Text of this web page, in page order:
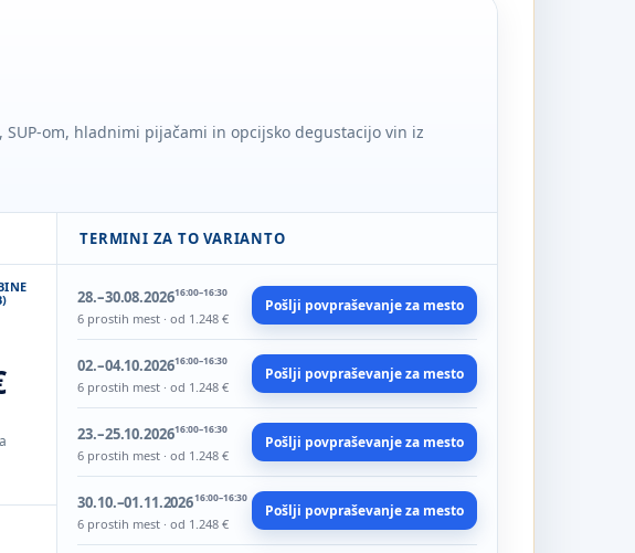
om, hladnimi pijačami in opcijsko degustacijo vin iz
TERMINI ZA TO VARIANTO
28.–30.08.202616:00–16:30
6 prostih mest · od 1.248 €
Pošlji povpraševanje za mesto
02.–04.10.202616:00–16:30
6 prostih mest · od 1.248 €
Pošlji povpraševanje za mesto
23.–25.10.202616:00–16:30
6 prostih mest · od 1.248 €
Pošlji povpraševanje za mesto
30.10.–01.11.202616:00–16:30
6 prostih mest · od 1.248 €
Pošlji povpraševanje za mesto